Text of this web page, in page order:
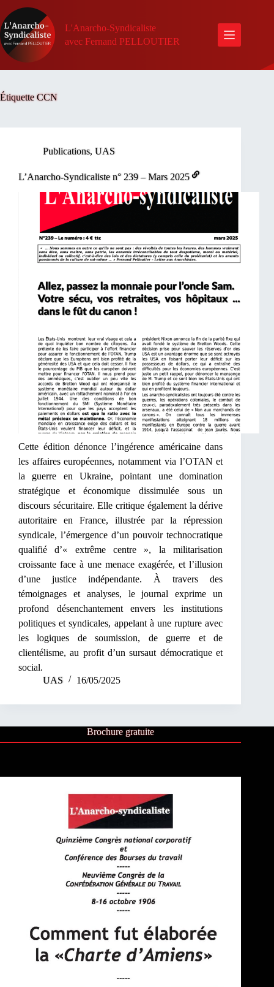
au
contenu
L'Anarcho-Syndicaliste
avec Fernand PELLOUTIER
ÉtiquetteCCN
Publications, UAS
L’Anarcho-Syndicaliste n° 239 – Mars 2025
Cette édition dénonce l’ingérence américaine dans
les affaires européennes, notamment via l’OTAN et
la guerre en Ukraine, pointant une domination
stratégique et économique dissimulée sous un
discours sécuritaire. Elle critique également la dérive
autoritaire en France, illustrée par la répression
syndicale, l’émergence d’un pouvoir technocratique
qualifié d’« extrême centre », la militarisation
croissante face à une menace exagérée, et l’illusion
d’une justice indépendante. À travers des
témoignages et analyses, le journal exprime un
profond désenchantement envers les institutions
politiques et syndicales, appelant à une rupture avec
les logiques de soumission, de guerre et de
clientélisme, au profit d’un sursaut démocratique et
social.
UAS
16/05/2025
Brochure gratuite